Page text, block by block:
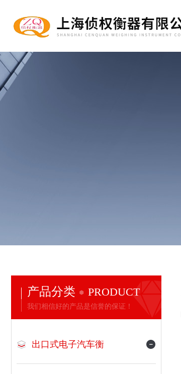
产品分类 PRODUCT
我们相信好的产品是信誉的保证！
出口式电子汽车衡